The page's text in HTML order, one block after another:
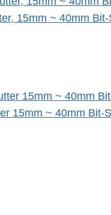
15mm ~ 40mm
15mm ~ 40mm Bit-